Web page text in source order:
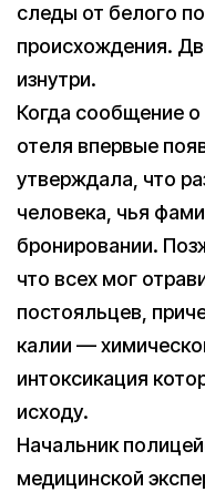
следы от белого
происхождения.
изнутри.
Когда сообщение
отеля впервые
утверждала, что
человека, чья
бронировании.
что всех мог
постояльцев,
калии —
интоксикация
исходу.
Начальник
медицинской